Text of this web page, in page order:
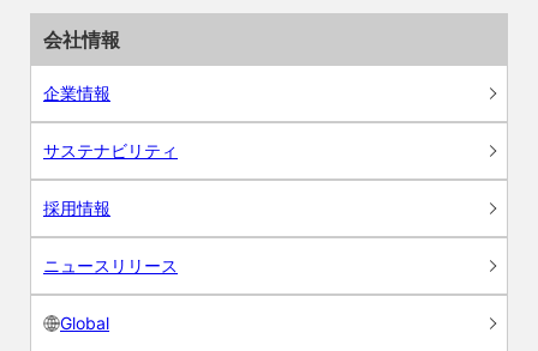
会社情報
企業情報
サステナビリティ
採用情報
ニュースリリース
Global